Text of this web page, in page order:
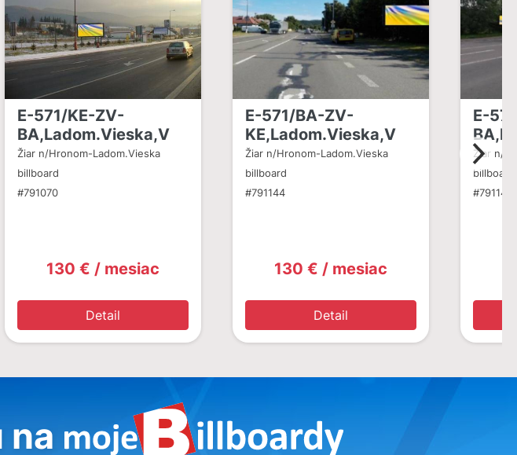
E-571/KE-ZV-
BA,Ladom.Vieska,V
Žiar n/Hronom-Ladom.Vieska
billboard
#791070
130 € / mesiac
Detail
E-571/BA-ZV-
KE,Ladom.Vieska,V
Žiar n/Hronom-Ladom.Vieska
billboard
#791144
130 € / mesiac
Detail
E-
Žiar n/
billboard
#791145
na